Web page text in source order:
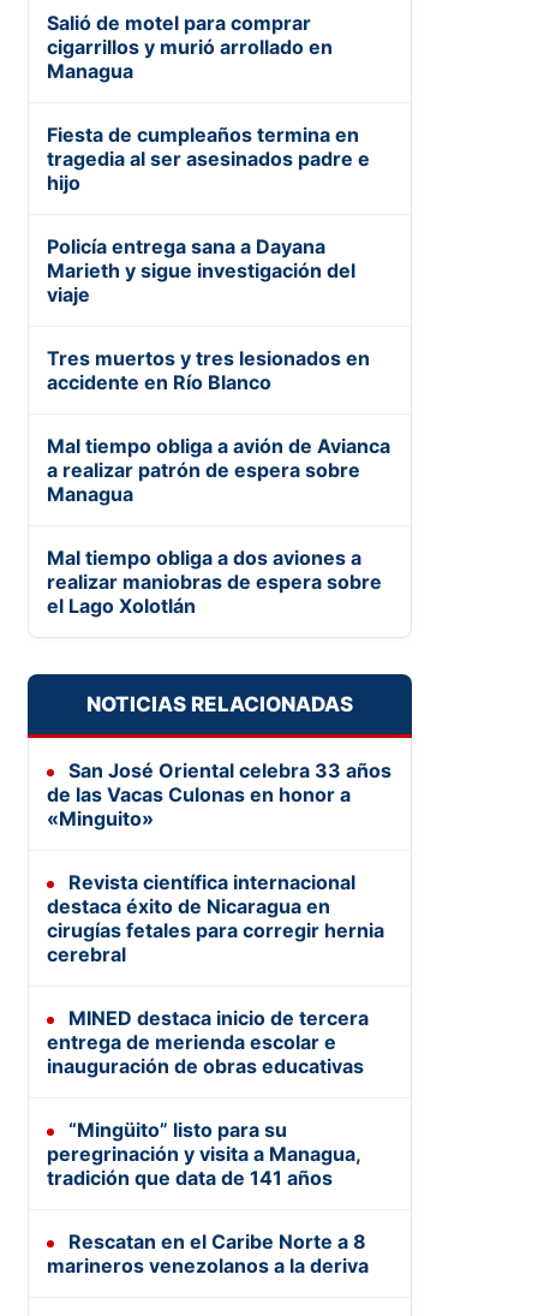
Salió de motel para comprar
cigarrillos y murió arrollado en
Managua
Fiesta de cumpleaños termina en
tragedia al ser asesinados padre e
hijo
Policía entrega sana a Dayana
Marieth y sigue investigación del
viaje
Tres muertos y tres lesionados en
accidente en Río Blanco
Mal tiempo obliga a avión de Avianca
a realizar patrón de espera sobre
Managua
Mal tiempo obliga a dos aviones a
realizar maniobras de espera sobre
el Lago Xolotlán
NOTICIAS RELACIONADAS
San José Oriental celebra 33 años
de las Vacas Culonas en honor a
«Minguito»
Revista científica internacional
destaca éxito de Nicaragua en
cirugías fetales para corregir hernia
cerebral
MINED destaca inicio de tercera
entrega de merienda escolar e
inauguración de obras educativas
“Mingüito” listo para su
peregrinación y visita a Managua,
tradición que data de 141 años
Rescatan en el Caribe Norte a 8
marineros venezolanos a la deriva